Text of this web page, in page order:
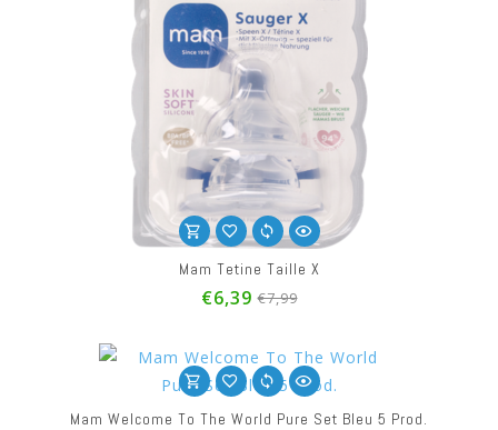
Mam Tetine Taille X
€6,39 €7,99
Mam Welcome To The World Pure Set Bleu 5 Prod.